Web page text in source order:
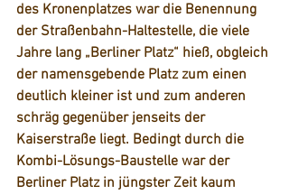
des Kronenplatzes war die Benennung
der Straßenbahn-Haltestelle, die viele
Jahre lang „Berliner Platz“ hieß, obgleich
der namensgebende Platz zum einen
deutlich kleiner ist und zum anderen
schräg gegenüber jenseits der
Kaiserstraße liegt. Bedingt durch die
Kombi-Lösungs-Baustelle war der
Berliner Platz in jüngster Zeit kaum